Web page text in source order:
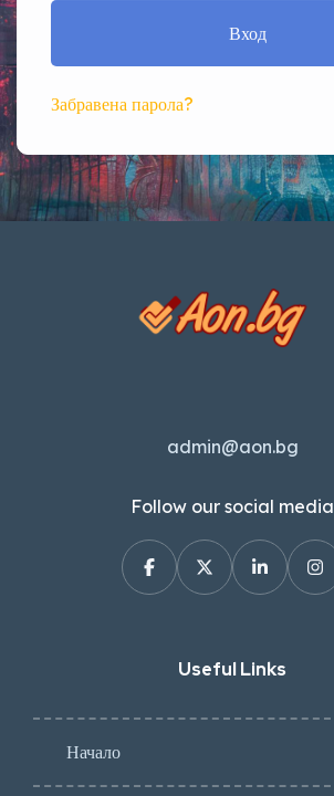
Вход
Забравена парола?
admin@aon.bg
Follow our social media
Useful Links
Начало